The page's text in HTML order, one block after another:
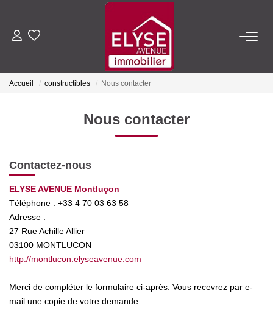
ACHETER
ESTIMER
NOTRE AGENCE
Nous Rejoindre
Accueil constructibles Nous contacter
Nous contacter
Contactez-nous
ELYSE AVENUE Montluçon
Téléphone : +33 4 70 03 63 58
Adresse :
27 Rue Achille Allier
03100 MONTLUCON
http://montlucon.elyseavenue.com
Merci de compléter le formulaire ci-après. Vous recevrez par e-
mail une copie de votre demande.